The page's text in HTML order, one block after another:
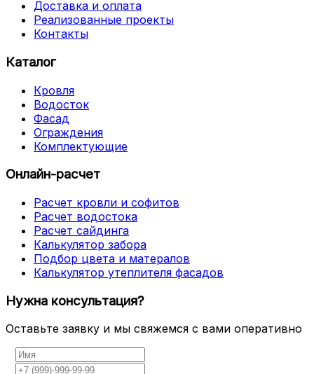
Доставка и оплата
Реализованные проекты
Контакты
Каталог
Кровля
Водосток
Фасад
Ограждения
Комплектующие
Онлайн-расчет
Расчет кровли и софитов
Расчет водостока
Расчет сайдинга
Калькулятор забора
Подбор цвета и матералов
Калькулятор утеплителя фасадов
Нужна консультация?
Оставьте заявку и мы свяжемся с вами оперативно